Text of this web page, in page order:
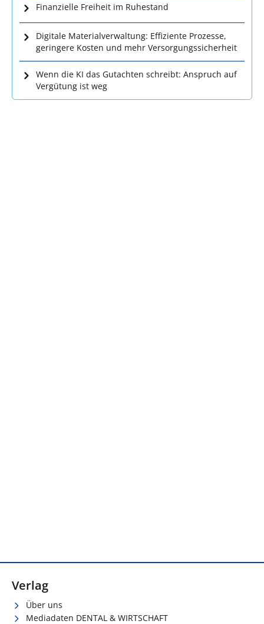
Finanzielle Freiheit im Ruhestand
Digitale Materialverwaltung: Effiziente Prozesse,
geringere Kosten und mehr Versorgungssicherheit
Wenn die KI das Gutachten schreibt: Anspruch auf
Vergütung ist weg
Verlag
Über uns
Mediadaten DENTAL & WIRTSCHAFT